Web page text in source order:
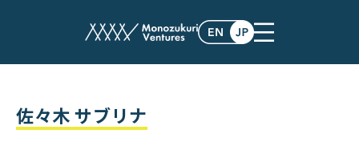
team
佐々木 サブリナ